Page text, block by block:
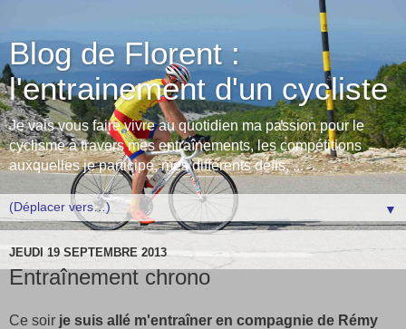
Blog de Florent :
l'entrainement d'un cycliste
Je vais vous faire vivre au quotidien ma passion pour le
cyclisme à travers mes entraînements, les compétitions
auxquelles je participe, mes différents défis, ...
▼
JEUDI 19 SEPTEMBRE 2013
Entraînement chrono
Ce soir je suis allé m'entraîner en compagnie de Rémy